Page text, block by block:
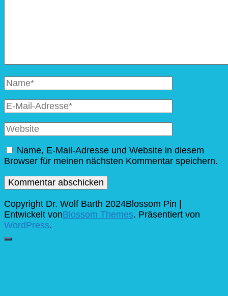
Vollständiger
Name
E-
Mail
Website
Name, E-Mail-Adresse und Website in diesem
Browser für meinen nächsten Kommentar speichern.
Copyright Dr. Wolf Barth 2024Blossom Pin |
Entwickelt vonBlossom Themes. Präsentiert von
WordPress.